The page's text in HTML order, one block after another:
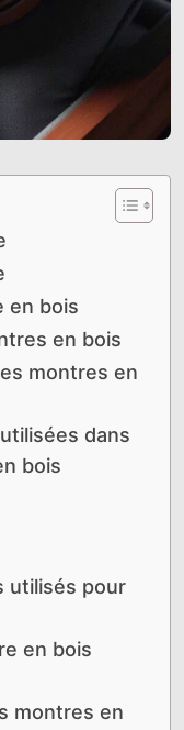
en bois
en bois
montres en
dans
bois
utilisés pour
en bois
montres en